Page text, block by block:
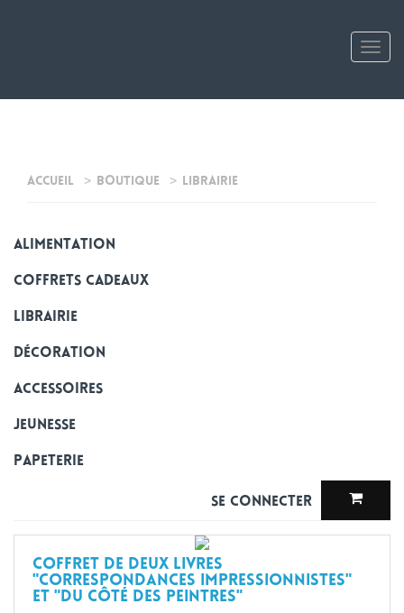
Accueil Boutique Librairie
alimentation
Coffrets cadeaux
Librairie
Décoration
Accessoires
Jeunesse
Papeterie
Se connecter
coffret de deux livres
"Correspondances impressionnistes"
et "Du côté des peintres"